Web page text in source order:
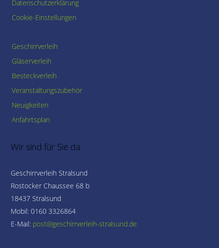
Datenschutzerklärung
Cookie-Einstellungen
Geschirrverleih
Gläserverleih
Besteckverleih
Veranstaltungszubehör
Neuigkeiten
Anfahrtsplan
Wir sind für Sie da
Geschirrverleih Stralsund
Rostocker Chaussee 68 b
18437 Stralsund
Mobil: 0160 3326864
E-Mail: